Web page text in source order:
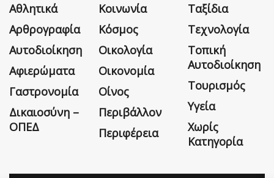
Αθλητικά
Αρθρογραφία
Αυτοδιοίκηση
Αφιερώματα
Γαστρονομία
Δικαιοσύνη –
ΟΠΕΔ
Κοινωνία
Κόσμος
Οικολογία
Οικονομία
Οίνος
Περιβάλλον
Περιφέρεια
Ταξίδια
Τεχνολογία
Τοπική
Αυτοδιοίκηση
Τουρισμός
Υγεία
Χωρίς
Κατηγορία